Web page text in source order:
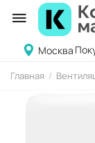
Москва
Главная /